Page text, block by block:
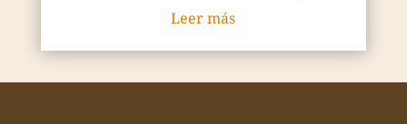
Leer más